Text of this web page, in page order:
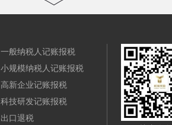
一般纳税人记账报税
小规模纳税人记账报税
高新企业记账报税
科技研发记账报税
出口退税